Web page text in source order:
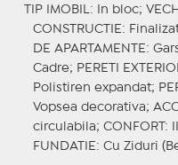
TIP IMOBIL : In bloc;
CONSTRUCTIE :
DE APARTAMENTE :
Cadre; PERETI
Polistiren expandat;
Vopsea decorativa;
circulabila; CONFORT :
FUNDATIE : Cu Ziduri